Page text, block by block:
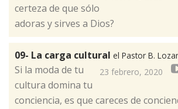
certeza de que sólo
adoras y sirves a Dios?
09- La carga cultural el Pastor B.
23 febrero, 2020
Si la moda de tu
cultura domina tu
conciencia, es que careces de